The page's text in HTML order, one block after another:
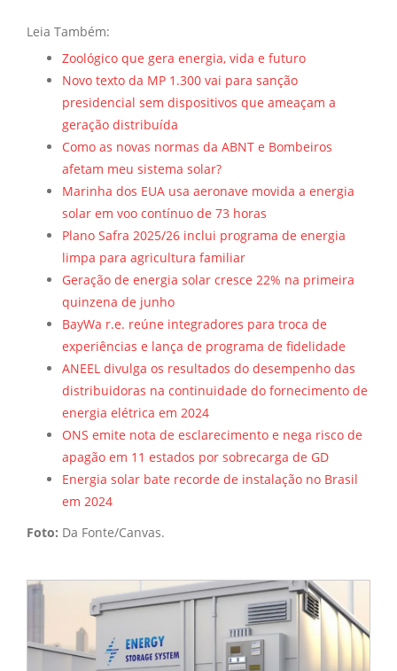
Leia Também:
Zoológico que gera energia, vida e futuro
Novo texto da MP 1.300 vai para sanção
presidencial sem dispositivos que ameaçam a
geração distribuída
Como as novas normas da ABNT e Bombeiros
afetam meu sistema solar?
Marinha dos EUA usa aeronave movida a energia
solar em voo contínuo de 73 horas
Plano Safra 2025/26 inclui programa de energia
limpa para agricultura familiar
Geração de energia solar cresce 22% na primeira
quinzena de junho
BayWa r.e. reúne integradores para troca de
experiências e lança de programa de fidelidade
ANEEL divulga os resultados do desempenho das
distribuidoras na continuidade do fornecimento de
energia elétrica em 2024
ONS emite nota de esclarecimento e nega risco de
apagão em 11 estados por sobrecarga de GD
Energia solar bate recorde de instalação no Brasil
em 2024
Foto: Da Fonte/Canvas.